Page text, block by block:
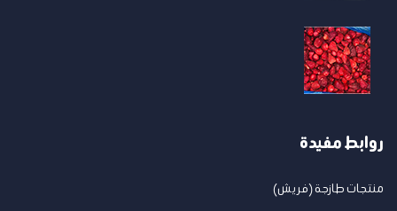
روابط مفيدة
منتجات طازجة (فريش)